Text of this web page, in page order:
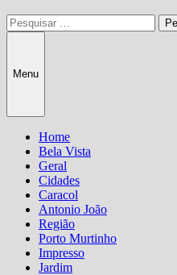
Pesquisar
por:
Menu
Home
Bela Vista
Geral
Cidades
Caracol
Antonio João
Região
Porto Murtinho
Impresso
Jardim